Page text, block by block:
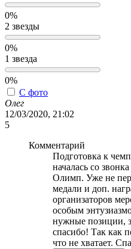
0%
2 звезды
0%
1 звезда
0%
С фото
Олег
12/03/2020, 21:02
5
Комментарий
Подготовка к
началась со
Олимп. Уже не
медали и доп.
организаторов
особым
нужные позиции,
спасибо! Так как
что не хватает.